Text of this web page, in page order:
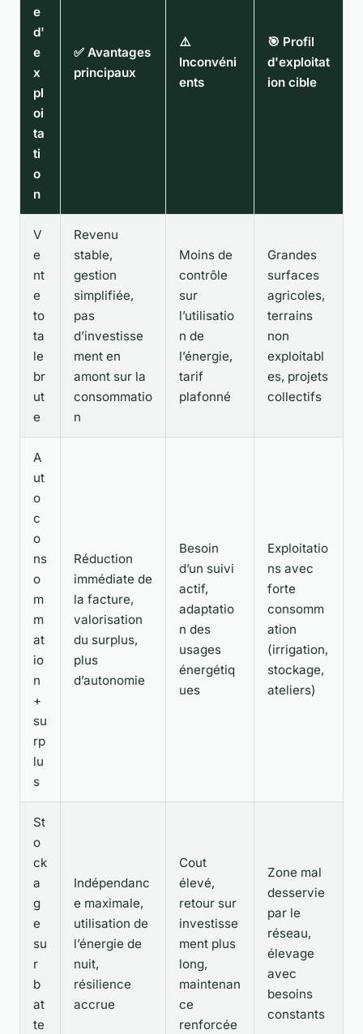
e
d'
e
x
pl
oi
ta
ti
o
n
✅ Avantages
principaux
⚠️
Inconvéni
ents
🎯 Profil
d'exploitat
ion cible
V
e
nt
e
to
ta
le
br
ut
e
Revenu
stable,
gestion
simplifiée,
pas
d’investisse
ment en
amont sur la
consommatio
n
Moins de
contrôle
sur
l’utilisatio
n de
l’énergie,
tarif
plafonné
Grandes
surfaces
agricoles,
terrains
non
exploitabl
es, projets
collectifs
A
ut
o
c
o
ns
o
m
m
at
io
n
+
su
rp
lu
s
Réduction
immédiate de
la facture,
valorisation
du surplus,
plus
d’autonomie
Besoin
d’un suivi
actif,
adaptatio
n des
usages
énergétiq
ues
Exploitatio
ns avec
forte
consomm
ation
(irrigation,
stockage,
ateliers)
St
o
ck
a
g
e
su
r
b
at
te
Indépendanc
e maximale,
utilisation de
l’énergie de
nuit,
résilience
accrue
Cout
élevé,
retour sur
investisse
ment plus
long,
maintenan
ce
renforcée
Zone mal
desservie
par le
réseau,
élevage
avec
besoins
constants